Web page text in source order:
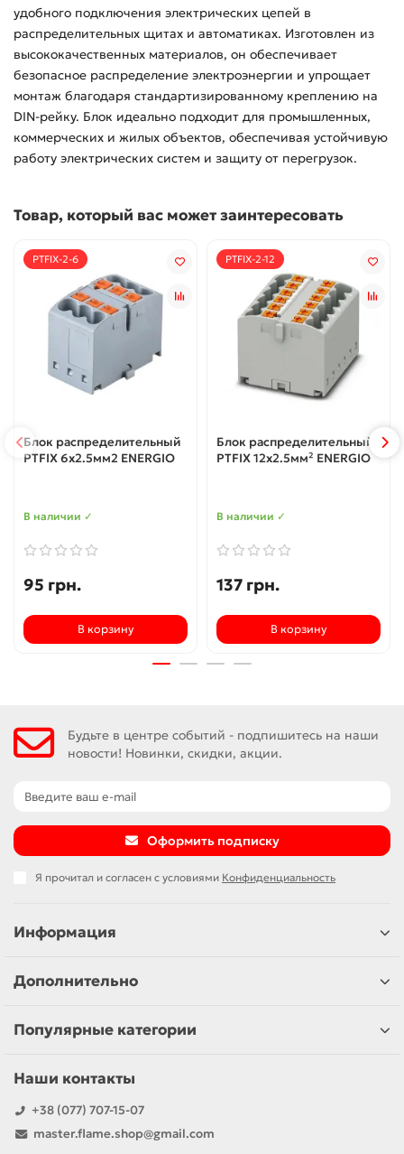
удобного подключения электрических цепей в
распределительных щитах и автоматиках. Изготовлен из
высококачественных материалов, он обеспечивает
безопасное распределение электроэнергии и упрощает
монтаж благодаря стандартизированному креплению на
DIN-рейку. Блок идеально подходит для промышленных,
коммерческих и жилых объектов, обеспечивая устойчивую
работу электрических систем и защиту от перегрузок.
Товар, который вас может заинтересовать
PTFIX-2-6
Блок распределительный
PTFIX 6x2.5мм2 ENERGIO
В наличии ✓
95 грн.
В корзину
PTFIX-2-12
Блок распределительный
PTFIX 12x2.5мм² ENERGIO
В наличии ✓
137 грн.
В корзину
Будьте в центре событий - подпишитесь на наши
новости! Новинки, скидки, акции.
Оформить подписку
Я прочитал и согласен с условиями Конфиденциальность
Информация
Дополнительно
Популярные категории
Наши контакты
+38 (077) 707-15-07
master.flame.shop@gmail.com